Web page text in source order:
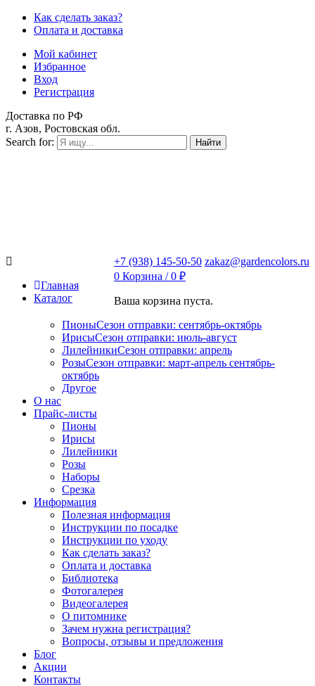
Как сделать заказ?
Оплата и доставка
Мой кабинет
Избранное
Вход
Регистрация
Доставка по РФ
г. Азов, Ростовская обл.
Search for:
Найти
+7 (938) 145-50-50 zakaz@gardencolors.ru
0 Корзина /0 ₽
Ваша корзина пуста.
Главная
Каталог
ПионыСезон отправки: сентябрь-октябрь
ИрисыСезон отправки: июль-август
ЛилейникиСезон отправки: апрель
РозыСезон отправки: март-апрель сентябрь-
октябрь
Другое
О нас
Прайс-листы
Пионы
Ирисы
Лилейники
Розы
Наборы
Срезка
Информация
Полезная информация
Инструкции по посадке
Инструкции по уходу
Как сделать заказ?
Оплата и доставка
Библиотека
Фотогалерея
Видеогалерея
О питомнике
Зачем нужна регистрация?
Вопросы, отзывы и предложения
Блог
Акции
Контакты